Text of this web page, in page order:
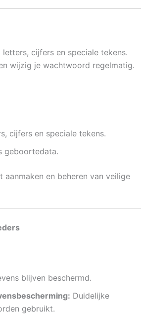
cijfers en speciale tekens.
wijzig je wachtwoord regelmatig.
cijfers en speciale tekens.
geboortedata.
en beheren van veilige
blijven beschermd.
Duidelijke
gebruikt.